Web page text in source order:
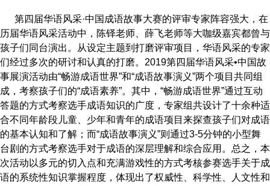
第四届华语风采·中国成语故事大赛的评审专家阵容强大，在
历届华语风采活动中，陈铎老师、薛飞老师等大咖级嘉宾都曾与
孩子们同台演出。从设定主题到打磨评审项目，华语风采的专家
们经过多次的研讨和认真的打磨。2019第四届华语风采•中国故
事展演活动由“畅游成语世界”和“成语故事演义”两个项目共同组
成，考察孩子们的“成语素养”。其中，“畅游成语世界”通过互动
答题的方式考察选手成语知识的广度，专家组共设计了十余种适
合不同年龄段儿童、少年和青年的成语项目来探查孩子们对成语
的基本认知和了解；而“成语故事演义”则通过3-5分钟的小型舞
台剧的方式考察选手对于成语的深层理解和综合应用。总之，本
次活动以多元的切入点和充满游戏性的方式考核参赛选手关于成
语的系统性知识掌握程度，体现出了权威性、科学性、人文性和